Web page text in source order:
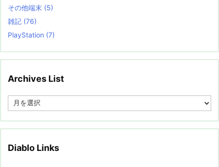
その他端末 (5)
雑記 (76)
PlayStation (7)
Archives List
e
Diablo Links